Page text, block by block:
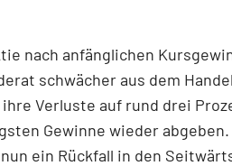
nach anfänglichen
schwächer aus dem
Verluste auf rund drei
Gewinne wieder abgeben.
ein Rückfall in den